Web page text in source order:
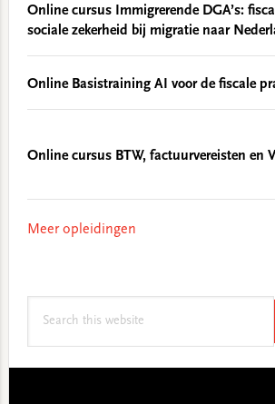
Online cursus Immigrerende DGA’s:
sociale zekerheid bij migratie naar
Online Basistraining AI voor de fiscale
Online cursus BTW, factuurvereisten en
Meer opleidingen